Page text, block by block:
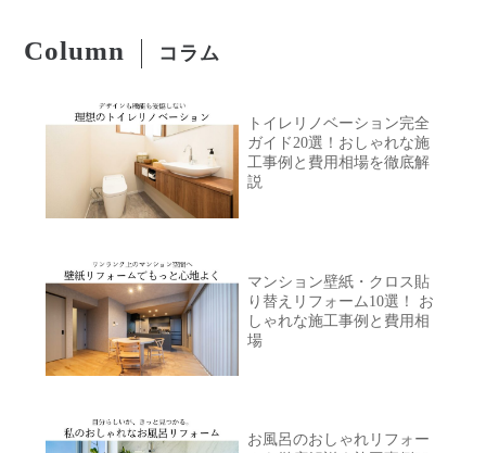
Column コラム
トイレリノベーション完全
ガイド20選！おしゃれな施
工事例と費用相場を徹底解
説
マンション壁紙・クロス貼
り替えリフォーム10選！ お
しゃれな施工事例と費用相
場
お風呂のおしゃれリフォー